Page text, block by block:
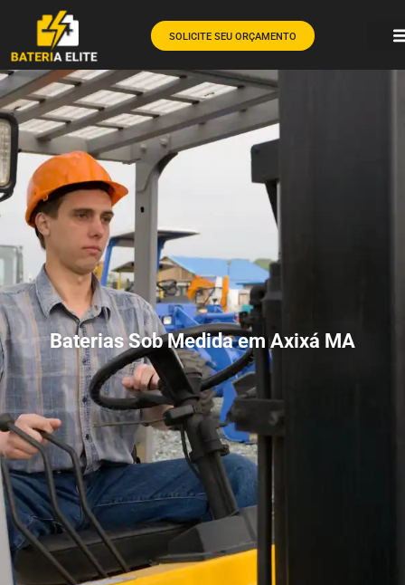
SOLICITE SEU ORÇAMENTO
Baterias Sob Medida em Axixá MA